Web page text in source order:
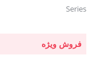
Series
فروش ویژه